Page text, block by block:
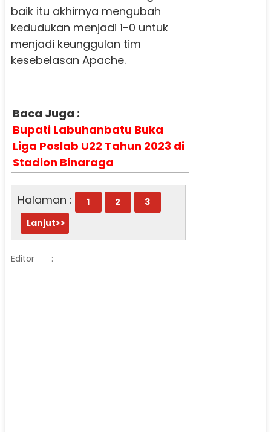
baik itu akhirnya mengubah
kedudukan menjadi 1-0 untuk
menjadi keunggulan tim
kesebelasan Apache.
Baca Juga :
Bupati Labuhanbatu Buka
Liga Poslab U22 Tahun 2023 di
Stadion Binaraga
Halaman : 1 2
3
Lanjut>>
Editor :